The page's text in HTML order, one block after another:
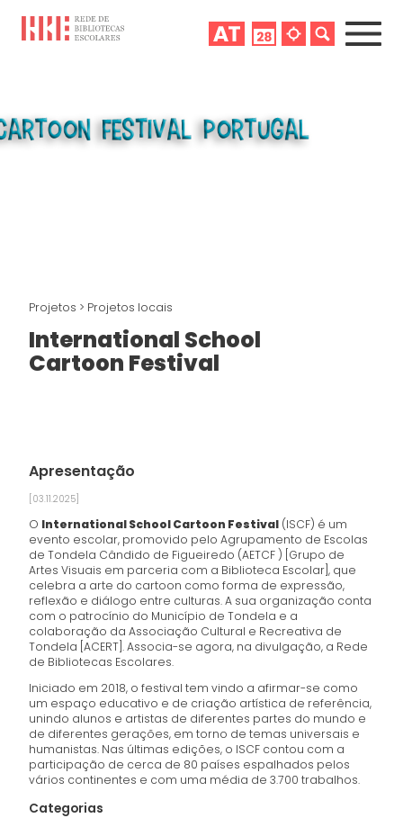
Projetos > Projetos locais
International School
Cartoon Festival
Apresentação
[03.11.2025]
O International School Cartoon Festival (ISCF) é um
evento escolar, promovido pelo Agrupamento de Escolas
de Tondela Cândido de Figueiredo (AETCF ) [Grupo de
Artes Visuais em parceria com a Biblioteca Escolar], que
celebra a arte do cartoon como forma de expressão,
reflexão e diálogo entre culturas. A sua organização conta
com o patrocínio do Município de Tondela e a
colaboração da Associação Cultural e Recreativa de
Tondela [ACERT]. Associa-se agora, na divulgação, a Rede
de Bibliotecas Escolares.
Iniciado em 2018, o festival tem vindo a afirmar-se como
um espaço educativo e de criação artística de referência,
unindo alunos e artistas de diferentes partes do mundo e
de diferentes gerações, em torno de temas universais e
humanistas. Nas últimas edições, o ISCF contou com a
participação de cerca de 80 países espalhados pelos
vários continentes e com uma média de 3.700 trabalhos.
Categorias